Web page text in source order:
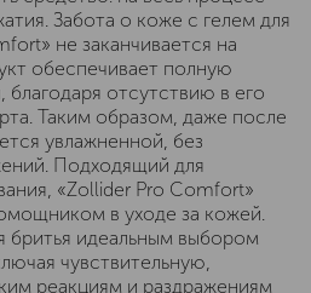
Забота о коже с гелем для
не заканчивается на
обеспечивает полную
отсутствию в его
Таким образом, даже после
увлажненной, без
Подходящий для
«Zollider Pro Comfort»
в уходе за кожей.
бритья идеальным выбором
чувствительную,
реакциям и раздражениям